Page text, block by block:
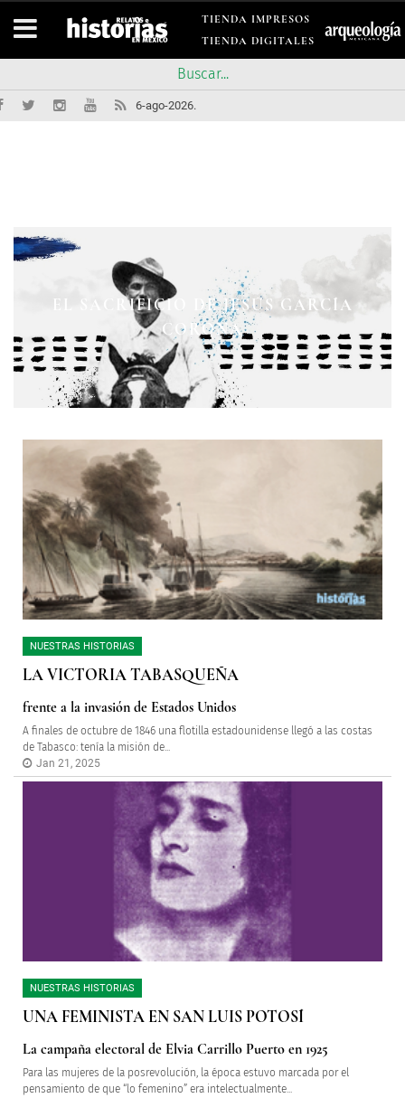
TIENDA IMPRESOS
TIENDA DIGITALES
6-ago-2026.
EL SACRIFICIO DE JESÚS GARCÍA
CORONA
ROSARIO
PASIONES EN LA ISLA DE
CLIPPERTON
HISTORIA VERDADERA…
CON UNA CAUSA INMORTAL
NUESTRAS HISTORIAS
LA VICTORIA TABASQUEÑA
frente a la invasión de Estados Unidos
A finales de octubre de 1846 una flotilla estadounidense llegó a las costas
de Tabasco: tenía la misión de...
Jan 21, 2025
NUESTRAS HISTORIAS
UNA FEMINISTA EN SAN LUIS POTOSÍ
La campaña electoral de Elvia Carrillo Puerto en 1925
Para las mujeres de la posrevolución, la época estuvo marcada por el
pensamiento de que “lo femenino” era intelectualmente...